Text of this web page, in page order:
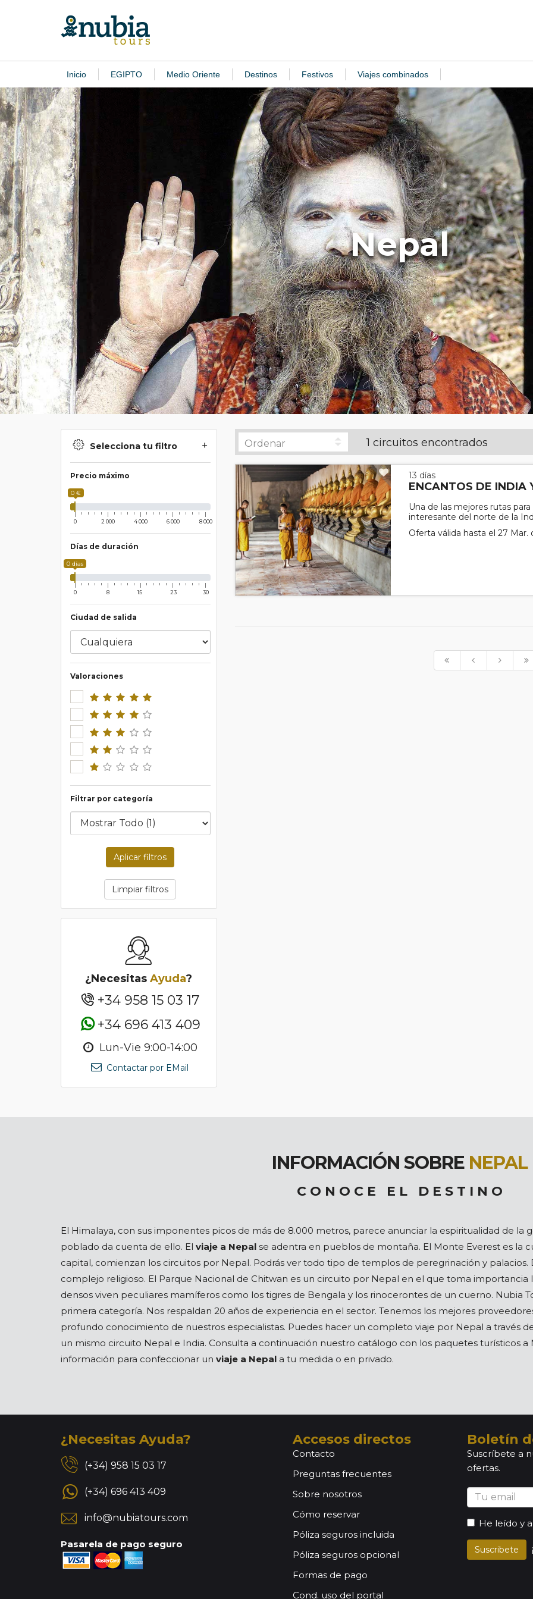
Inicio EGIPTO Medio Oriente Destinos Festivos Viajes combinados
Nepal
Selecciona tu filtro
Precio máximo
0 €
0 2 000 4 000 6 000 8 000
Días de duración
0 días
0 8 15 23 30
Ciudad de salida
Valoraciones
Filtrar por categoría
Aplicar filtros
Limpiar filtros
¿NecesitasAyuda?
+34 958 15 03 17
+34 696 413 409
Lun-Vie 9:00-14:00
Contactar por EMail
1 circuitos encontrados
13 días
ENCANTOS DE INDIA
Una de las mejores rutas
interesante del norte de la
Oferta válida hasta el 27 Mar.
INFORMACIÓN SOBRE NEPAL
C O N O C E E L D E S T I N O
El Himalaya, con sus imponentes picos de más de 8.000 metros, parece anunciar la espiritualidad de la
poblado da cuenta de ello. El viaje a Nepal se adentra en pueblos de montaña. El Monte Everest es la
capital, comienzan los circuitos por Nepal. Podrás ver todo tipo de templos de peregrinación y palacios.
complejo religioso. El Parque Nacional de Chitwan es un circuito por Nepal en el que toma importancia
densos viven peculiares mamíferos como los tigres de Bengala y los rinocerontes de un cuerno. Nubia
primera categoría. Nos respaldan 20 años de experiencia en el sector. Tenemos los mejores
profundo conocimiento de nuestros especialistas. Puedes hacer un completo viaje por Nepal a través
un mismo circuito Nepal e India. Consulta a continuación nuestro catálogo con los paquetes turísticos a
información para confeccionar un viaje a Nepal a tu medida o en privado.
¿Necesitas Ayuda?
(+34) 958 15 03 17
(+34) 696 413 409
info@nubiatours.com
Pasarela de pago seguro
Accesos directos
Contacto
Preguntas frecuentes
Sobre nosotros
Cómo reservar
Póliza seguros incluida
Póliza seguros opcional
Formas de pago
Cond. uso del portal
Boletín
Suscríbete a
ofertas.
He leído y
Suscribete